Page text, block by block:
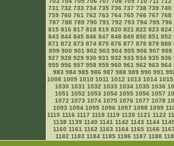
731 732 733 734 735 736 737 738 739 740
759 760 761 762 763 764 765 766 767 768
787 788 789 790 791 792 793 794 795 796
815 816 817 818 819 820 821 822 823 824
843 844 845 846 847 848 849 850 851 852
871 872 873 874 875 876 877 878 879 880
899 900 901 902 903 904 905 906 907 908
927 928 929 930 931 932 933 934 935 936
955 956 957 958 959 960 961 962 963 964
983 984 985 986 987 988 989 990 991
1008 1009 1010 1011 1012 1013 1014 1015
1030 1031 1032 1033 1034 1035 1036
1051 1052 1053 1054 1055 1056 1057
1072 1073 1074 1075 1076 1077 1078
1093 1094 1095 1096 1097 1098 1099
1115 1116 1117 1118 1119 1120 1121 1122
1138 1139 1140 1141 1142 1143 1144
1160 1161 1162 1163 1164 1165 1166
1182 1183 1184 1185 1186 1187 1188